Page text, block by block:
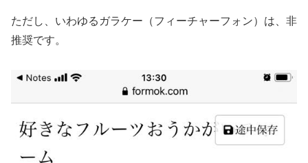
ただし、いわゆるガラケー（フィーチャーフォン）は、非
推奨です。